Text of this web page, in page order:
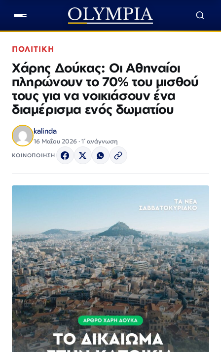
ΠΟΛΙΤΙΚΗ
Χάρης Δούκας: Οι Αθηναίοι
πληρώνουν το 70% του μισθού
τους για να νοικιάσουν ένα
διαμέρισμα ενός δωματίου
kalinda
16 Μαΐου 2026 · 1΄ ανάγνωση
ΚΟΙΝΟΠΟΙΗΣΗ